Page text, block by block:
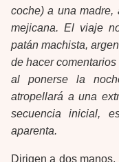
coche) a una
mejicana. El viaje
patán machista,
de hacer
al ponerse la
atropellará a una
secuencia inicial,
aparenta.
Dirigen a dos manos,